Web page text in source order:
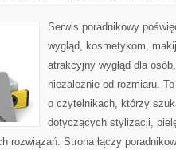
Serwis poradnikowy
wygląd, kosmetykom,
atrakcyjny wygląd dla
niezależnie od rozmiaru.
o czytelnikach, którzy
dotyczących stylizacji,
rozwiązań. Strona łączy